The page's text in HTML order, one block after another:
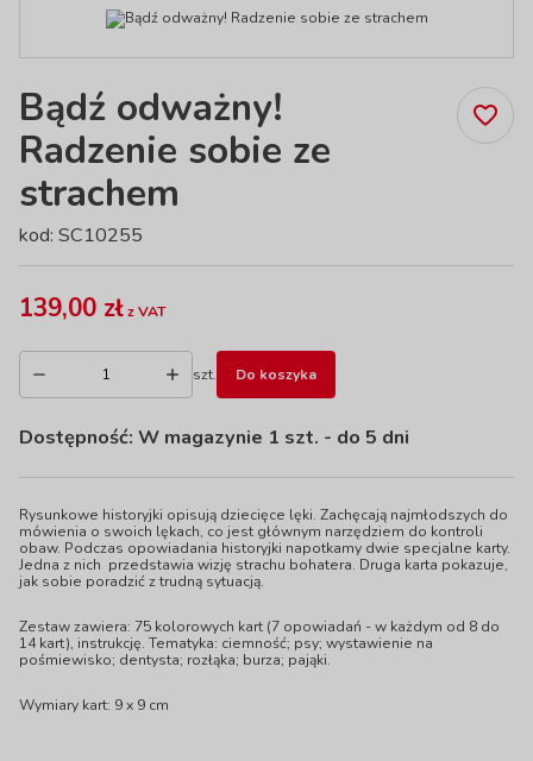
Bądź odważny!
Radzenie sobie ze
strachem
kod: SC10255
139,00 złz VAT
szt. Do koszyka
Dostępność: W magazynie 1 szt. - do 5 dni
Rysunkowe historyjki opisują dziecięce lęki. Zachęcają najmłodszych do
mówienia o swoich lękach, co jest głównym narzędziem do kontroli
obaw. Podczas opowiadania historyjki napotkamy dwie specjalne karty.
Jedna z nich przedstawia wizję strachu bohatera. Druga karta pokazuje,
jak sobie poradzić z trudną sytuacją.
Zestaw zawiera: 75 kolorowych kart (7 opowiadań - w każdym od 8 do
14 kart), instrukcję. Tematyka: ciemność; psy; wystawienie na
pośmiewisko; dentysta; rozłąka; burza; pająki.
Wymiary kart: 9 x 9 cm